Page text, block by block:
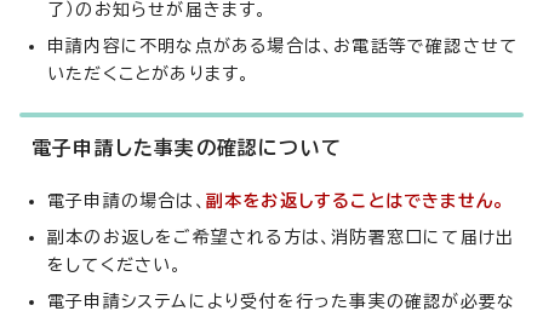
了）のお知らせが届きます。
申請内容に不明な点がある場合は、お電話等で確認させて
いただくことがあります。
電子申請した事実の確認について
電子申請の場合は、 副本をお返しすることはできません。
副本のお返しをご希望される方は、消防署窓口にて届け出
をしてください。
電子申請システムにより受付を行った事実の確認が必要な